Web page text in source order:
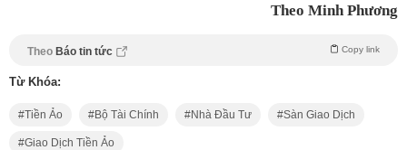
Theo Minh Phương
Theo Báo tin tức Copy link
Từ Khóa:
Tiền Ảo Bộ Tài Chính Nhà Đầu Tư Sàn Giao Dịch
Giao Dịch Tiền Ảo